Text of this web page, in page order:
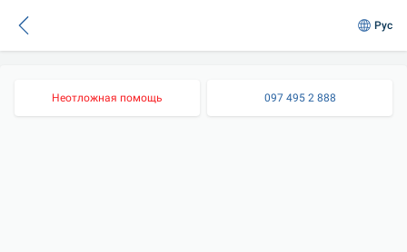
Рус
Неотложная помощь 097 495 2 888